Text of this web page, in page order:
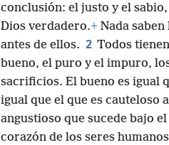
conclusión: el justo y el
Dios verdadero.+ Nada
antes de ellos. 2 Todos
bueno, el puro y el impuro,
sacrificios. El bueno es igual
igual que el que es cauteloso
angustioso que sucede bajo
corazón de los seres